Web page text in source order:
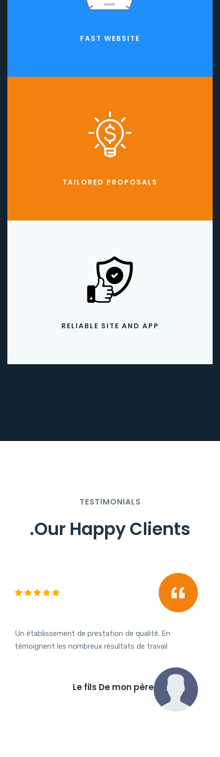
FAST WEBSITE
TAILORED PROPOSALS
RELIABLE SITE AND APP
TESTIMONIALS
Our Happy Clients
.
Un établissement de prestation de qualité. En
témoignent les nombreux résultats de travail
Le fils De mon père